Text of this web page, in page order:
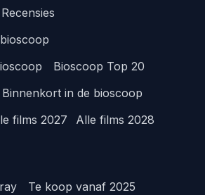
Recensies
Bioscoop Top 20
Binnenkort in de bioscoop
films 2027 Alle films 2028
Te koop vanaf 2025